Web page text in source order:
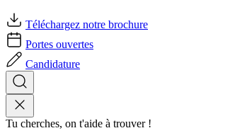
Téléchargez notre brochure
Portes ouvertes
Candidature
Tu cherches, on t'aide à trouver !